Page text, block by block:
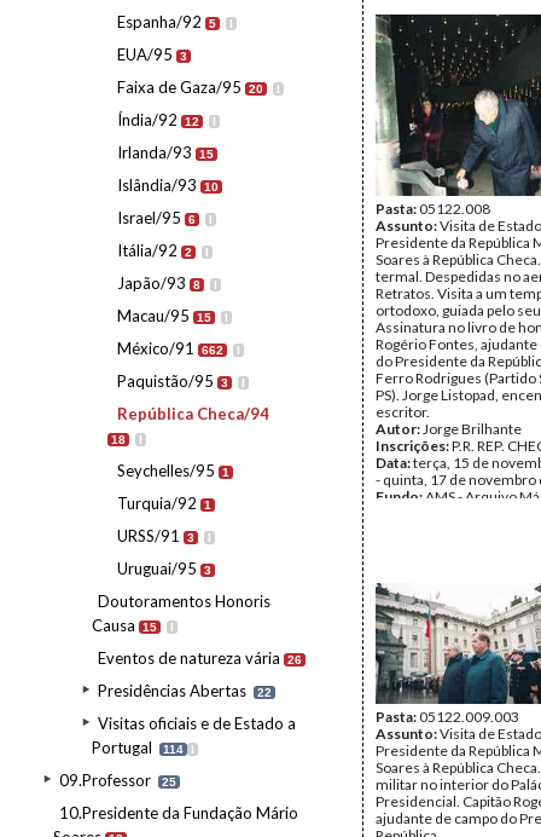
Espanha/92 5 I
EUA/95 3
Faixa de Gaza/95 20 I
Índia/92 12 I
Irlanda/93 15
Islândia/93 10
Israel/95 6 I
Itália/92 2 I
Japão/93 8 I
Macau/95 15 I
México/91 662 I
Paquistão/95 3 I
República Checa/94
18 I
Seychelles/95 1
Turquia/92 1
URSS/91 3 I
Uruguai/95 3
Doutoramentos Honoris
Causa
15 I
Eventos de natureza vária 26
Presidências Abertas 22
Visitas oficiais e de Estado a
Portugal
114 I
09.Professor 25
10.Presidente da Fundação Mário
- quinta, 17 de novembro
Fundo: AMS - Arquivo
Tipo Documental:
Página(s):34
Pasta:05122.008
Assunto:Visita de
Presidente da República
Soares à República
termal. Despedidas no
Retratos. Visita a um
ortodoxo, guiada pelo
Assinatura no livro de
Rogério Fontes, ajudante
do Presidente da
Ferro Rodrigues (Partido
PS). Jorge Listopad,
escritor.
Autor:Jorge Brilhante
Inscrições:P.R. REP.
Data:terça, 15 de
- quinta, 17 de novembro
Fundo: AMS - Arquivo
Pasta:05122.009.003
Assunto:Visita de
Presidente da República
Soares à República
militar no interior do
Presidencial. Capitão
ajudante de campo do